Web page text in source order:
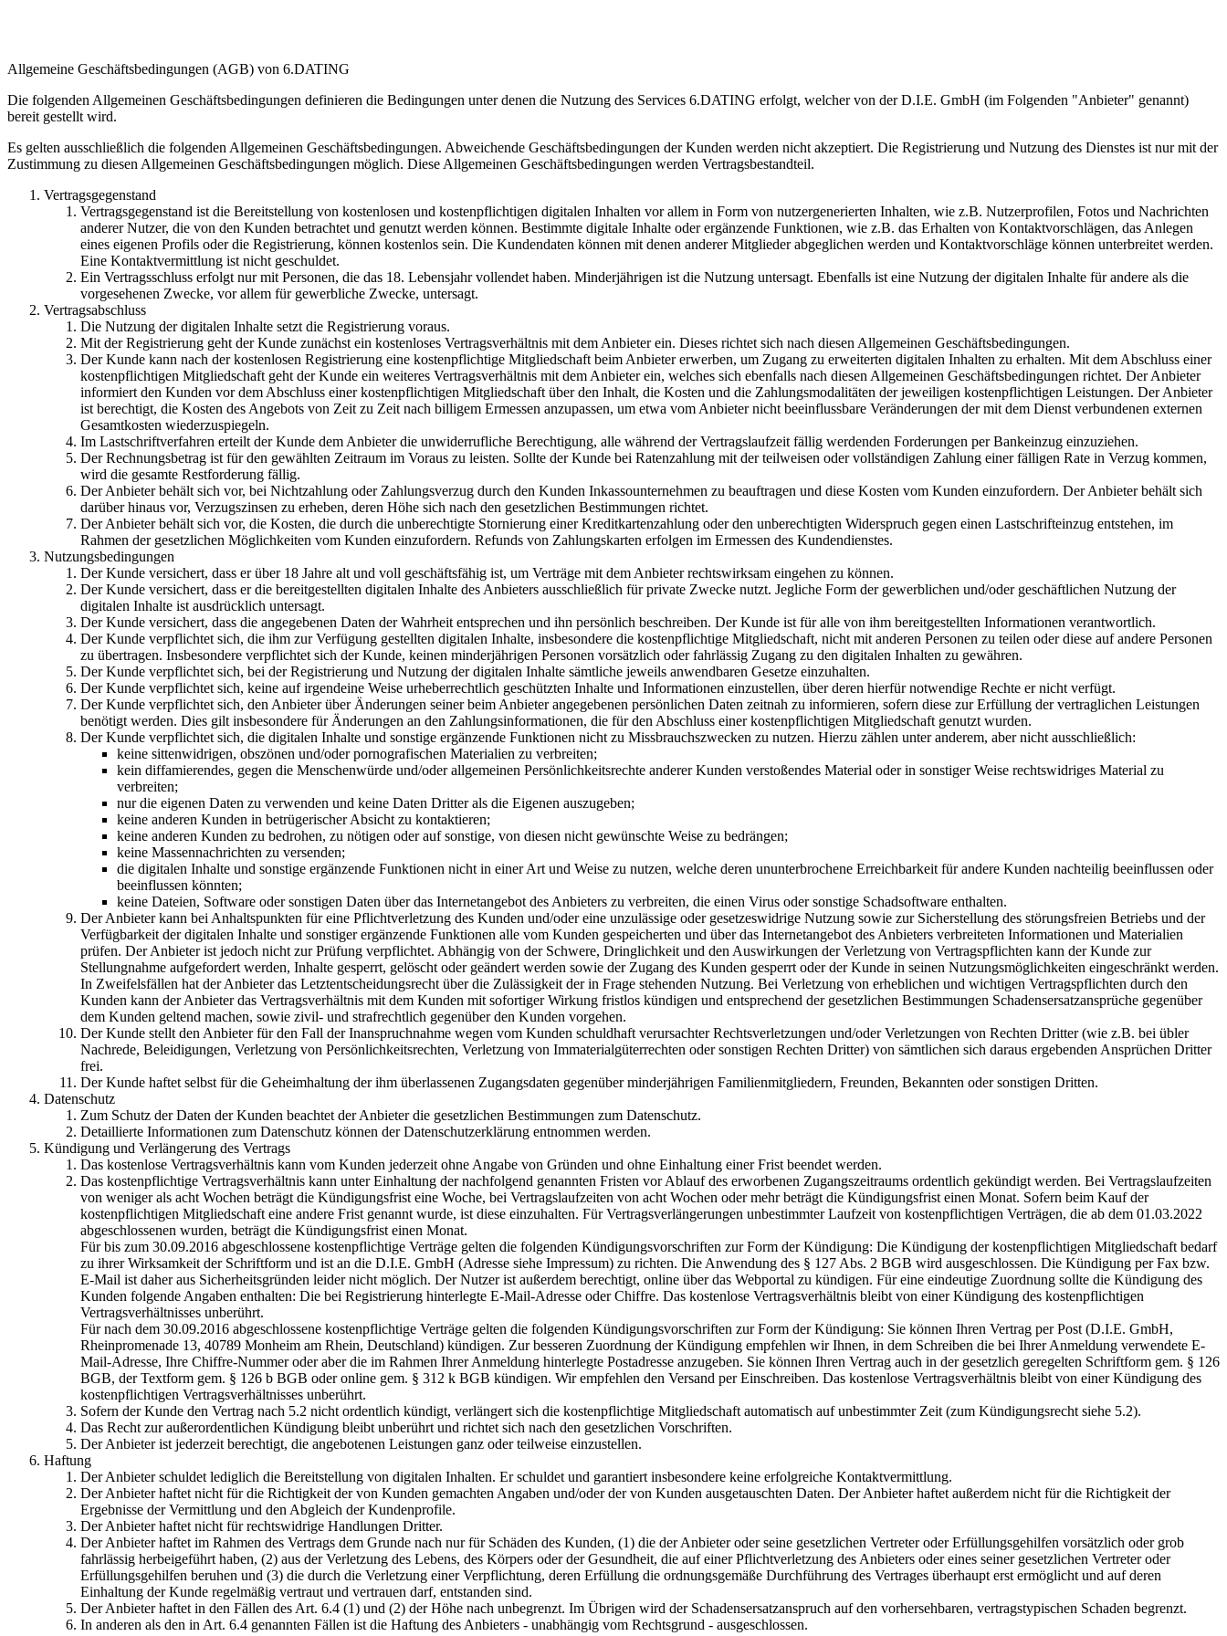
Allgemeine Geschäftsbedingungen (AGB) von 6.DATING
Die folgenden Allgemeinen Geschäftsbedingungen definieren die Bedingungen unter denen die Nutzung des Services 6.DATING erfolgt, welcher von der D.I.E. GmbH (im Folgenden "Anbieter" genannt)
bereit gestellt wird.
Es gelten ausschließlich die folgenden Allgemeinen Geschäftsbedingungen. Abweichende Geschäftsbedingungen der Kunden werden nicht akzeptiert. Die Registrierung und Nutzung des Dienstes ist nur mit der
Zustimmung zu diesen Allgemeinen Geschäftsbedingungen möglich. Diese Allgemeinen Geschäftsbedingungen werden Vertragsbestandteil.
Vertragsgegenstand
Vertragsgegenstand ist die Bereitstellung von kostenlosen und kostenpflichtigen digitalen Inhalten vor allem in Form von nutzergenerierten Inhalten, wie z.B. Nutzerprofilen, Fotos und Nachrichten
anderer Nutzer, die von den Kunden betrachtet und genutzt werden können. Bestimmte digitale Inhalte oder ergänzende Funktionen, wie z.B. das Erhalten von Kontaktvorschlägen, das Anlegen
eines eigenen Profils oder die Registrierung, können kostenlos sein. Die Kundendaten können mit denen anderer Mitglieder abgeglichen werden und Kontaktvorschläge können unterbreitet werden.
Eine Kontaktvermittlung ist nicht geschuldet.
Ein Vertragsschluss erfolgt nur mit Personen, die das 18. Lebensjahr vollendet haben. Minderjährigen ist die Nutzung untersagt. Ebenfalls ist eine Nutzung der digitalen Inhalte für andere als die
vorgesehenen Zwecke, vor allem für gewerbliche Zwecke, untersagt.
Vertragsabschluss
Die Nutzung der digitalen Inhalte setzt die Registrierung voraus.
Mit der Registrierung geht der Kunde zunächst ein kostenloses Vertragsverhältnis mit dem Anbieter ein. Dieses richtet sich nach diesen Allgemeinen Geschäftsbedingungen.
Der Kunde kann nach der kostenlosen Registrierung eine kostenpflichtige Mitgliedschaft beim Anbieter erwerben, um Zugang zu erweiterten digitalen Inhalten zu erhalten. Mit dem Abschluss einer
kostenpflichtigen Mitgliedschaft geht der Kunde ein weiteres Vertragsverhältnis mit dem Anbieter ein, welches sich ebenfalls nach diesen Allgemeinen Geschäftsbedingungen richtet. Der Anbieter
informiert den Kunden vor dem Abschluss einer kostenpflichtigen Mitgliedschaft über den Inhalt, die Kosten und die Zahlungsmodalitäten der jeweiligen kostenpflichtigen Leistungen. Der Anbieter
ist berechtigt, die Kosten des Angebots von Zeit zu Zeit nach billigem Ermessen anzupassen, um etwa vom Anbieter nicht beeinflussbare Veränderungen der mit dem Dienst verbundenen externen
Gesamtkosten wiederzuspiegeln.
Im Lastschriftverfahren erteilt der Kunde dem Anbieter die unwiderrufliche Berechtigung, alle während der Vertragslaufzeit fällig werdenden Forderungen per Bankeinzug einzuziehen.
Der Rechnungsbetrag ist für den gewählten Zeitraum im Voraus zu leisten. Sollte der Kunde bei Ratenzahlung mit der teilweisen oder vollständigen Zahlung einer fälligen Rate in Verzug kommen,
wird die gesamte Restforderung fällig.
Der Anbieter behält sich vor, bei Nichtzahlung oder Zahlungsverzug durch den Kunden Inkassounternehmen zu beauftragen und diese Kosten vom Kunden einzufordern. Der Anbieter behält sich
darüber hinaus vor, Verzugszinsen zu erheben, deren Höhe sich nach den gesetzlichen Bestimmungen richtet.
Der Anbieter behält sich vor, die Kosten, die durch die unberechtigte Stornierung einer Kreditkartenzahlung oder den unberechtigten Widerspruch gegen einen Lastschrifteinzug entstehen, im
Rahmen der gesetzlichen Möglichkeiten vom Kunden einzufordern. Refunds von Zahlungskarten erfolgen im Ermessen des Kundendienstes.
Nutzungsbedingungen
Der Kunde versichert, dass er über 18 Jahre alt und voll geschäftsfähig ist, um Verträge mit dem Anbieter rechtswirksam eingehen zu können.
Der Kunde versichert, dass er die bereitgestellten digitalen Inhalte des Anbieters ausschließlich für private Zwecke nutzt. Jegliche Form der gewerblichen und/oder geschäftlichen Nutzung der
digitalen Inhalte ist ausdrücklich untersagt.
Der Kunde versichert, dass die angegebenen Daten der Wahrheit entsprechen und ihn persönlich beschreiben. Der Kunde ist für alle von ihm bereitgestellten Informationen verantwortlich.
Der Kunde verpflichtet sich, die ihm zur Verfügung gestellten digitalen Inhalte, insbesondere die kostenpflichtige Mitgliedschaft, nicht mit anderen Personen zu teilen oder diese auf andere Personen
zu übertragen. Insbesondere verpflichtet sich der Kunde, keinen minderjährigen Personen vorsätzlich oder fahrlässig Zugang zu den digitalen Inhalten zu gewähren.
Der Kunde verpflichtet sich, bei der Registrierung und Nutzung der digitalen Inhalte sämtliche jeweils anwendbaren Gesetze einzuhalten.
Der Kunde verpflichtet sich, keine auf irgendeine Weise urheberrechtlich geschützten Inhalte und Informationen einzustellen, über deren hierfür notwendige Rechte er nicht verfügt.
Der Kunde verpflichtet sich, den Anbieter über Änderungen seiner beim Anbieter angegebenen persönlichen Daten zeitnah zu informieren, sofern diese zur Erfüllung der vertraglichen Leistungen
benötigt werden. Dies gilt insbesondere für Änderungen an den Zahlungsinformationen, die für den Abschluss einer kostenpflichtigen Mitgliedschaft genutzt wurden.
Der Kunde verpflichtet sich, die digitalen Inhalte und sonstige ergänzende Funktionen nicht zu Missbrauchszwecken zu nutzen. Hierzu zählen unter anderem, aber nicht ausschließlich:
keine sittenwidrigen, obszönen und/oder pornografischen Materialien zu verbreiten;
kein diffamierendes, gegen die Menschenwürde und/oder allgemeinen Persönlichkeitsrechte anderer Kunden verstoßendes Material oder in sonstiger Weise rechtswidriges Material zu
verbreiten;
nur die eigenen Daten zu verwenden und keine Daten Dritter als die Eigenen auszugeben;
keine anderen Kunden in betrügerischer Absicht zu kontaktieren;
keine anderen Kunden zu bedrohen, zu nötigen oder auf sonstige, von diesen nicht gewünschte Weise zu bedrängen;
keine Massennachrichten zu versenden;
die digitalen Inhalte und sonstige ergänzende Funktionen nicht in einer Art und Weise zu nutzen, welche deren ununterbrochene Erreichbarkeit für andere Kunden nachteilig beeinflussen oder
beeinflussen könnten;
keine Dateien, Software oder sonstigen Daten über das Internetangebot des Anbieters zu verbreiten, die einen Virus oder sonstige Schadsoftware enthalten.
Der Anbieter kann bei Anhaltspunkten für eine Pflichtverletzung des Kunden und/oder eine unzulässige oder gesetzeswidrige Nutzung sowie zur Sicherstellung des störungsfreien Betriebs und der
Verfügbarkeit der digitalen Inhalte und sonstiger ergänzende Funktionen alle vom Kunden gespeicherten und über das Internetangebot des Anbieters verbreiteten Informationen und Materialien
prüfen. Der Anbieter ist jedoch nicht zur Prüfung verpflichtet. Abhängig von der Schwere, Dringlichkeit und den Auswirkungen der Verletzung von Vertragspflichten kann der Kunde zur
Stellungnahme aufgefordert werden, Inhalte gesperrt, gelöscht oder geändert werden sowie der Zugang des Kunden gesperrt oder der Kunde in seinen Nutzungsmöglichkeiten eingeschränkt werden.
In Zweifelsfällen hat der Anbieter das Letztentscheidungsrecht über die Zulässigkeit der in Frage stehenden Nutzung. Bei Verletzung von erheblichen und wichtigen Vertragspflichten durch den
Kunden kann der Anbieter das Vertragsverhältnis mit dem Kunden mit sofortiger Wirkung fristlos kündigen und entsprechend der gesetzlichen Bestimmungen Schadensersatzansprüche gegenüber
dem Kunden geltend machen, sowie zivil- und strafrechtlich gegenüber den Kunden vorgehen.
Der Kunde stellt den Anbieter für den Fall der Inanspruchnahme wegen vom Kunden schuldhaft verursachter Rechtsverletzungen und/oder Verletzungen von Rechten Dritter (wie z.B. bei übler
Nachrede, Beleidigungen, Verletzung von Persönlichkeitsrechten, Verletzung von Immaterialgüterrechten oder sonstigen Rechten Dritter) von sämtlichen sich daraus ergebenden Ansprüchen Dritter
frei.
Der Kunde haftet selbst für die Geheimhaltung der ihm überlassenen Zugangsdaten gegenüber minderjährigen Familienmitgliedern, Freunden, Bekannten oder sonstigen Dritten.
Datenschutz
Zum Schutz der Daten der Kunden beachtet der Anbieter die gesetzlichen Bestimmungen zum Datenschutz.
Detaillierte Informationen zum Datenschutz können der Datenschutzerklärung entnommen werden.
Kündigung und Verlängerung des Vertrags
Das kostenlose Vertragsverhältnis kann vom Kunden jederzeit ohne Angabe von Gründen und ohne Einhaltung einer Frist beendet werden.
Das kostenpflichtige Vertragsverhältnis kann unter Einhaltung der nachfolgend genannten Fristen vor Ablauf des erworbenen Zugangszeitraums ordentlich gekündigt werden. Bei Vertragslaufzeiten
von weniger als acht Wochen beträgt die Kündigungsfrist eine Woche, bei Vertragslaufzeiten von acht Wochen oder mehr beträgt die Kündigungsfrist einen Monat. Sofern beim Kauf der
kostenpflichtigen Mitgliedschaft eine andere Frist genannt wurde, ist diese einzuhalten. Für Vertragsverlängerungen unbestimmter Laufzeit von kostenpflichtigen Verträgen, die ab dem 01.03.2022
abgeschlossenen wurden, beträgt die Kündigungsfrist einen Monat.
Für bis zum 30.09.2016 abgeschlossene kostenpflichtige Verträge gelten die folgenden Kündigungsvorschriften zur Form der Kündigung: Die Kündigung der kostenpflichtigen Mitgliedschaft bedarf
zu ihrer Wirksamkeit der Schriftform und ist an die D.I.E. GmbH (Adresse siehe Impressum) zu richten. Die Anwendung des § 127 Abs. 2 BGB wird ausgeschlossen. Die Kündigung per Fax bzw.
E-Mail ist daher aus Sicherheitsgründen leider nicht möglich. Der Nutzer ist außerdem berechtigt, online über das Webportal zu kündigen. Für eine eindeutige Zuordnung sollte die Kündigung des
Kunden folgende Angaben enthalten: Die bei Registrierung hinterlegte E-Mail-Adresse oder Chiffre. Das kostenlose Vertragsverhältnis bleibt von einer Kündigung des kostenpflichtigen
Vertragsverhältnisses unberührt.
Für nach dem 30.09.2016 abgeschlossene kostenpflichtige Verträge gelten die folgenden Kündigungsvorschriften zur Form der Kündigung: Sie können Ihren Vertrag per Post (D.I.E. GmbH,
Rheinpromenade 13, 40789 Monheim am Rhein, Deutschland) kündigen. Zur besseren Zuordnung der Kündigung empfehlen wir Ihnen, in dem Schreiben die bei Ihrer Anmeldung verwendete E-
Mail-Adresse, Ihre Chiffre-Nummer oder aber die im Rahmen Ihrer Anmeldung hinterlegte Postadresse anzugeben. Sie können Ihren Vertrag auch in der gesetzlich geregelten Schriftform gem. § 126
BGB, der Textform gem. § 126 b BGB oder online gem. § 312 k BGB kündigen. Wir empfehlen den Versand per Einschreiben. Das kostenlose Vertragsverhältnis bleibt von einer Kündigung des
kostenpflichtigen Vertragsverhältnisses unberührt.
Sofern der Kunde den Vertrag nach 5.2 nicht ordentlich kündigt, verlängert sich die kostenpflichtige Mitgliedschaft automatisch auf unbestimmter Zeit (zum Kündigungsrecht siehe 5.2).
Das Recht zur außerordentlichen Kündigung bleibt unberührt und richtet sich nach den gesetzlichen Vorschriften.
Der Anbieter ist jederzeit berechtigt, die angebotenen Leistungen ganz oder teilweise einzustellen.
Haftung
Der Anbieter schuldet lediglich die Bereitstellung von digitalen Inhalten. Er schuldet und garantiert insbesondere keine erfolgreiche Kontaktvermittlung.
Der Anbieter haftet nicht für die Richtigkeit der von Kunden gemachten Angaben und/oder der von Kunden ausgetauschten Daten. Der Anbieter haftet außerdem nicht für die Richtigkeit der
Ergebnisse der Vermittlung und den Abgleich der Kundenprofile.
Der Anbieter haftet nicht für rechtswidrige Handlungen Dritter.
Der Anbieter haftet im Rahmen des Vertrags dem Grunde nach nur für Schäden des Kunden, (1) die der Anbieter oder seine gesetzlichen Vertreter oder Erfüllungsgehilfen vorsätzlich oder grob
fahrlässig herbeigeführt haben, (2) aus der Verletzung des Lebens, des Körpers oder der Gesundheit, die auf einer Pflichtverletzung des Anbieters oder eines seiner gesetzlichen Vertreter oder
Erfüllungsgehilfen beruhen und (3) die durch die Verletzung einer Verpflichtung, deren Erfüllung die ordnungsgemäße Durchführung des Vertrages überhaupt erst ermöglicht und auf deren
Einhaltung der Kunde regelmäßig vertraut und vertrauen darf, entstanden sind.
Der Anbieter haftet in den Fällen des Art. 6.4 (1) und (2) der Höhe nach unbegrenzt. Im Übrigen wird der Schadensersatzanspruch auf den vorhersehbaren, vertragstypischen Schaden begrenzt.
In anderen als den in Art. 6.4 genannten Fällen ist die Haftung des Anbieters - unabhängig vom Rechtsgrund - ausgeschlossen.